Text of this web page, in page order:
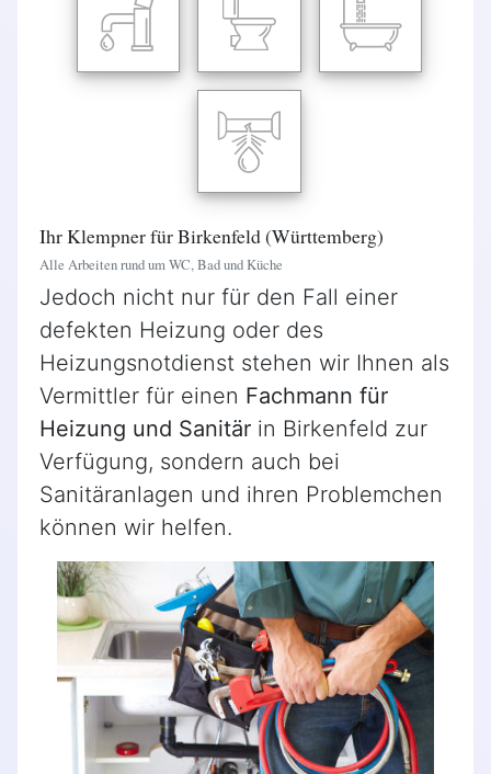
Ihr Klempner für Birkenfeld (Württemberg)
Alle Arbeiten rund um WC, Bad und Küche
Jedoch nicht nur für den Fall einer
defekten Heizung oder des
Heizungsnotdienst stehen wir Ihnen als
Vermittler für einen Fachmann für
Heizung und Sanitär in Birkenfeld zur
Verfügung, sondern auch bei
Sanitäranlagen und ihren Problemchen
können wir helfen.